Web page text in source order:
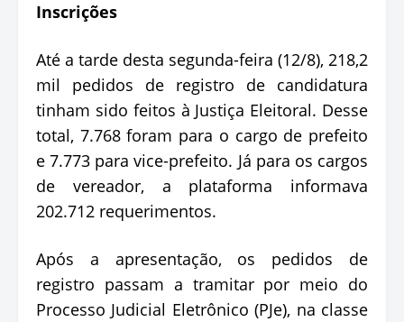
Inscrições
Até a tarde desta segunda-feira (12/8), 218,2
mil pedidos de registro de candidatura
tinham sido feitos à Justiça Eleitoral. Desse
total, 7.768 foram para o cargo de prefeito
e 7.773 para vice-prefeito. Já para os cargos
de vereador, a plataforma informava
202.712 requerimentos.
Após a apresentação, os pedidos de
registro passam a tramitar por meio do
Processo Judicial Eletrônico (PJe), na classe